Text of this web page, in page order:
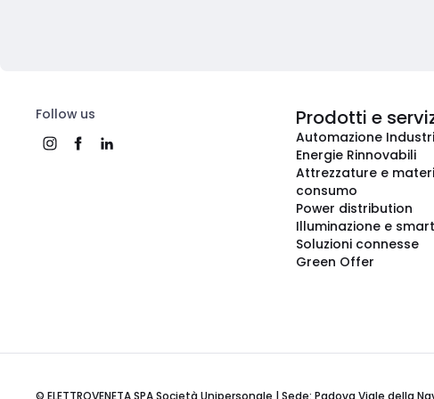
Follow us Prodotti e
Automazione
Energie Rinnovabili
Attrezzature e
consumo
Power distribution
Illuminazione e
Soluzioni connesse
Green Offer
© ELETTROVENETA SPA Società Unipersonale | Sede: Padova Viale della